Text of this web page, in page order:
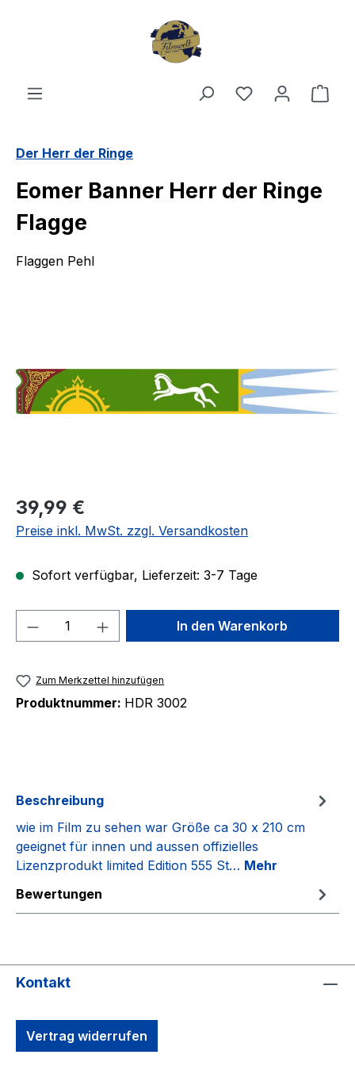
Du hast 0
Der Herr der Ringe
Eomer Banner Herr der Ringe
Flagge
Flaggen Pehl
Regulärer Preis:
39,99 €
Preise inkl. MwSt. zzgl. Versandkosten
Sofort verfügbar, Lieferzeit: 3-7 Tage
Produkt Anzahl: Gib denIn den Warenkorb
Zum Merkzettel hinzufügen
Produktnummer: HDR 3002
Beschreibung
wie im Film zu sehen war Größe ca 30 x 210 cm
geeignet für innen und aussen offizielles
Lizenzprodukt limited Edition 555 St… Mehr
Bewertungen
Kontakt
Vertrag widerrufen